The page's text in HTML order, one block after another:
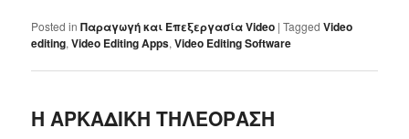
Posted in Παραγωγή και Επεξεργασία Video |Tagged Video
editing,Video Editing Apps,Video Editing Software
Η ΑΡΚΑΔΙΚΗ ΤΗΛΕΟΡΑΣΗ